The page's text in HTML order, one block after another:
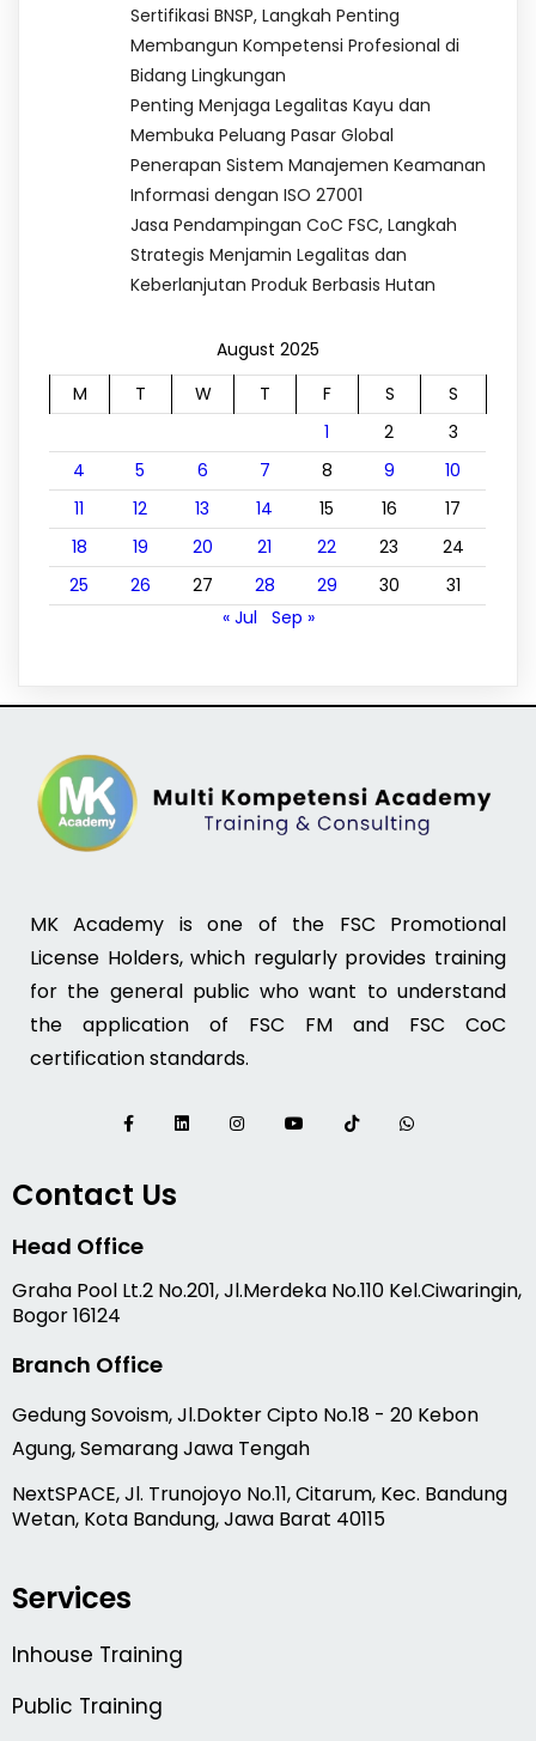
Sertifikasi BNSP, Langkah Penting
Membangun Kompetensi Profesional di
Bidang Lingkungan
Penting Menjaga Legalitas Kayu dan
Membuka Peluang Pasar Global
Penerapan Sistem Manajemen Keamanan
Informasi dengan ISO 27001
Jasa Pendampingan CoC FSC, Langkah
Strategis Menjamin Legalitas dan
Keberlanjutan Produk Berbasis Hutan
August 2025
M
T W T F S
S
1
2
3
4
5 6 7 8 9
10
11
12 13 14 15 16
17
18
19 20 21 22 23
24
25
26 27 28 29 30
31
« Jul
Sep »
MK Academy is one of the FSC Promotional
License Holders, which regularly provides training
for the general public who want to understand
the application of FSC FM and FSC CoC
certification standards.
Contact Us
Head Office
Graha Pool Lt.2 No.201, Jl.Merdeka No.110 Kel.Ciwaringin,
Bogor 16124
Branch Office
Gedung Sovoism, Jl.Dokter Cipto No.18 - 20 Kebon
Agung, Semarang Jawa Tengah
NextSPACE, Jl. Trunojoyo No.11, Citarum, Kec. Bandung
Wetan, Kota Bandung, Jawa Barat 40115
Services
Inhouse Training
Public Training